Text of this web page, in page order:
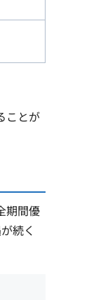
ことが
期間優
続く